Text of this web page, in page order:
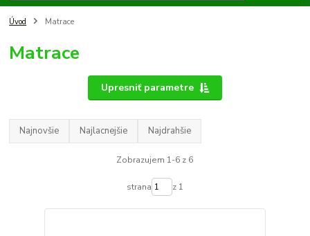
Úvod Matrace
Matrace
Upresniť parametre
Najnovšie Najlacnejšie Najdrahšie
Zobrazujem 1-6 z 6
strana z 1